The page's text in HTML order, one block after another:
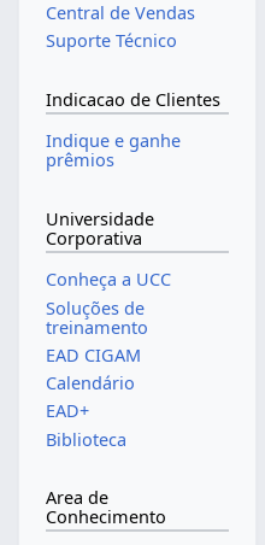
Central de Vendas
Suporte Técnico
Indicacao de Clientes
Indique e ganhe
prêmios
Universidade
Corporativa
Conheça a UCC
Soluções de
treinamento
EAD CIGAM
Calendário
EAD+
Biblioteca
Area de
Conhecimento